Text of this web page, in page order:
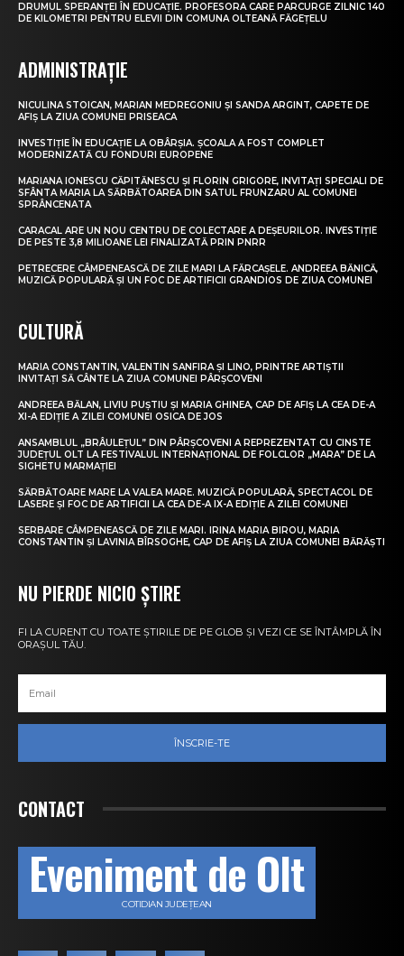
DRUMUL SPERANȚEI ÎN EDUCAȚIE. PROFESORA CARE PARCURGE ZILNIC 140
DE KILOMETRI PENTRU ELEVII DIN COMUNA OLTEANĂ FĂGEȚELU
ADMINISTRAȚIE
NICULINA STOICAN, MARIAN MEDREGONIU ȘI SANDA ARGINT, CAPETE DE
AFIȘ LA ZIUA COMUNEI PRISEACA
INVESTIȚIE ÎN EDUCAȚIE LA OBÂRȘIA. ȘCOALA A FOST COMPLET
MODERNIZATĂ CU FONDURI EUROPENE
MARIANA IONESCU CĂPITĂNESCU ȘI FLORIN GRIGORE, INVITAȚI SPECIALI DE
SFÂNTA MARIA LA SĂRBĂTOAREA DIN SATUL FRUNZARU AL COMUNEI
SPRÂNCENATA
CARACAL ARE UN NOU CENTRU DE COLECTARE A DEȘEURILOR. INVESTIȚIE
DE PESTE 3,8 MILIOANE LEI FINALIZATĂ PRIN PNRR
PETRECERE CÂMPENEASCĂ DE ZILE MARI LA FĂRCAȘELE. ANDREEA BĂNICĂ,
MUZICĂ POPULARĂ ȘI UN FOC DE ARTIFICII GRANDIOS DE ZIUA COMUNEI
CULTURĂ
MARIA CONSTANTIN, VALENTIN SANFIRA ȘI LINO, PRINTRE ARTIȘTII
INVITAȚI SĂ CÂNTE LA ZIUA COMUNEI PÂRȘCOVENI
ANDREEA BĂLAN, LIVIU PUȘTIU ȘI MARIA GHINEA, CAP DE AFIȘ LA CEA DE-A
XI-A EDIȚIE A ZILEI COMUNEI OSICA DE JOS
ANSAMBLUL „BRÂULEȚUL” DIN PÂRȘCOVENI A REPREZENTAT CU CINSTE
JUDEȚUL OLT LA FESTIVALUL INTERNAȚIONAL DE FOLCLOR „MARA” DE LA
SIGHETU MARMAȚIEI
SĂRBĂTOARE MARE LA VALEA MARE. MUZICĂ POPULARĂ, SPECTACOL DE
LASERE ȘI FOC DE ARTIFICII LA CEA DE-A IX-A EDIȚIE A ZILEI COMUNEI
SERBARE CÂMPENEASCĂ DE ZILE MARI. IRINA MARIA BIROU, MARIA
CONSTANTIN ȘI LAVINIA BÎRSOGHE, CAP DE AFIȘ LA ZIUA COMUNEI BĂRĂȘTI
NU PIERDE NICIO ȘTIRE
FI LA CURENT CU TOATE ȘTIRILE DE PE GLOB ȘI VEZI CE SE ÎNTÂMPLĂ ÎN
ORAȘUL TĂU.
ÎNSCRIE-TE
CONTACT
Eveniment de Olt
COTIDIAN JUDEȚEAN